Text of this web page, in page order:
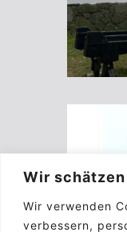
Wir
Wir verwenden
verbessern,